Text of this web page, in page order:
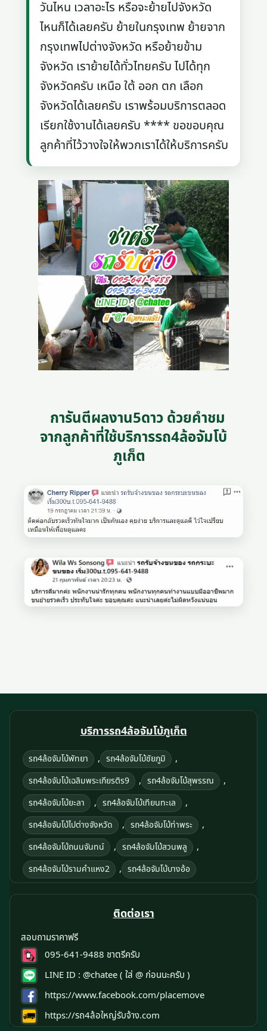
วันไหน เวลาอะไร หรือจะย้ายไปจังหวัด
ไหนก็ได้เลยครับ ย้ายในกรุงเทพ ย้ายจาก
กรุงเทพไปต่างจังหวัด หรือย้ายข้าม
จังหวัด เราย้ายได้ทั่วไทยครับ ไปได้ทุก
จังหวัดครับ เหนือ ใต้ ออก ตก เลือก
จังหวัดได้เลยครับ เราพร้อมบริการตลอด
เรียกใช้งานได้เลยครับ **** ขอขอบคุณ
ลูกค้าที่ไว้วางใจให้พวกเราได้ให้บริการครับ
การันตีผลงาน5ดาว ด้วยคำชม
จากลูกค้าที่ใช้บริการรถ4ล้อจัมโบ้
ภูเก็ต
บริการรถ4ล้อจัมโบ้ภูเก็ต
รถ4ล้อจัมโบ้พัทยา , รถ4ล้อจัมโบ้ชัยภูมิ ,
รถ4ล้อจัมโบ้เฉลิมพระเกียรติร9 , รถ4ล้อจัมโบ้สุพรรณ ,
รถ4ล้อจัมโบ้ยะลา , รถ4ล้อจัมโบ้เทียนทะเล ,
รถ4ล้อจัมโบ้ไปต่างจังหวัด , รถ4ล้อจัมโบ้ท่าพระ ,
รถ4ล้อจัมโบ้ถนนจันทน์ , รถ4ล้อจัมโบ้สวนพลู ,
รถ4ล้อจัมโบ้รามคําแหง2 , รถ4ล้อจัมโบ้บางอ้อ
ติดต่อเรา
สอบถามราคาฟรี
095-641-9488 ชาตรีครับ
LINE ID : @chatee( ใส่ @ ก่อนนะครับ )
https://www.facebook.com/placemove
https://รถ4ล้อใหญ่รับจ้าง.com